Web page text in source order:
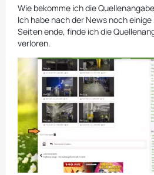
Wie bekomme ich die
Ich habe nach der News noch
Seiten ende, finde ich die
verloren.